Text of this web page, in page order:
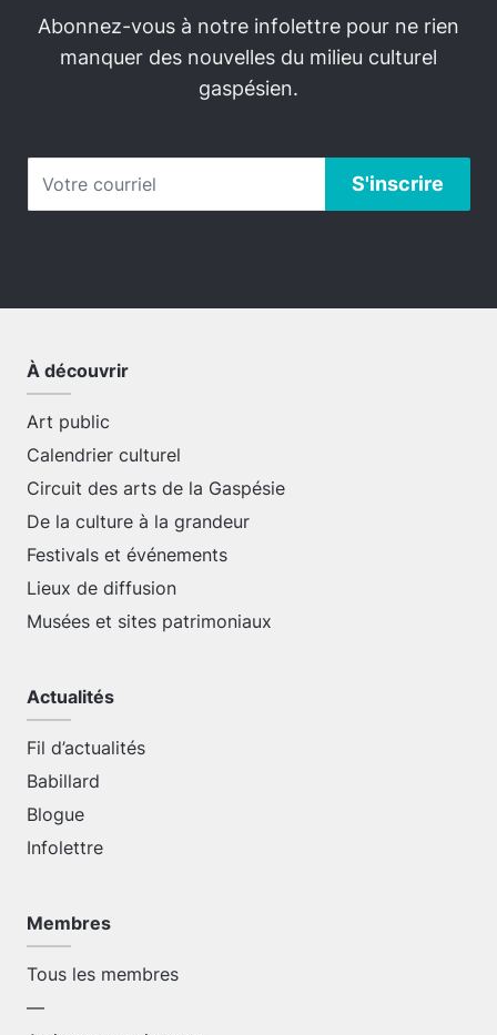
Abonnez-vous à notre infolettre pour ne rien
manquer des nouvelles du milieu culturel
gaspésien.
À découvrir
Art public
Calendrier culturel
Circuit des arts de la Gaspésie
De la culture à la grandeur
Festivals et événements
Lieux de diffusion
Musées et sites patrimoniaux
Actualités
Fil d’actualités
Babillard
Blogue
Infolettre
Membres
Tous les membres
—